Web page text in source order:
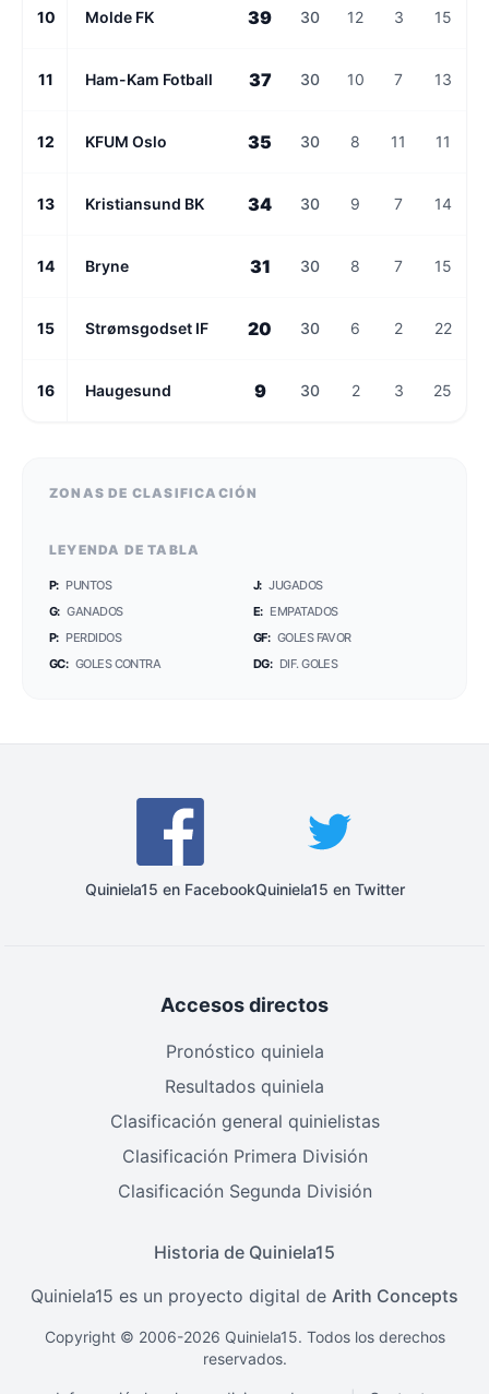
10 Molde FK 39 30 12 3 15
11 Ham-Kam Fotball 37 30 10 7 13
12 KFUM Oslo 35 30 8 11 11
13 Kristiansund BK 34 30 9 7 14
14 Bryne 31 30 8 7 15
15 Strømsgodset IF 20 30 6 2 22
16 Haugesund 9 30 2 3 25
ZONAS DE CLASIFICACIÓN
LEYENDA DE TABLA
P: PUNTOS J: JUGADOS
G: GANADOS E: EMPATADOS
P: PERDIDOS GF: GOLES FAVOR
GC: GOLES CONTRA DG: DIF. GOLES
Quiniela15 en FacebookQuiniela15 en Twitter
Accesos directos
Pronóstico quiniela
Resultados quiniela
Clasificación general quinielistas
Clasificación Primera División
Clasificación Segunda División
Historia de Quiniela15
Quiniela15 es un proyecto digital de Arith Concepts
Copyright © 2006-2026 Quiniela15. Todos los derechos
reservados.